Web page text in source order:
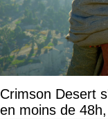
Crimson Desert
en moins de